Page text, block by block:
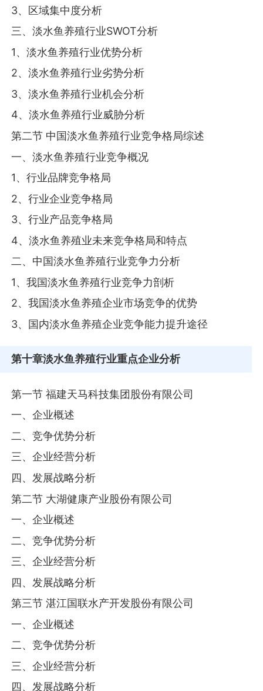
3、区域集中度分析
三、淡水鱼养殖行业SWOT分析
1、淡水鱼养殖行业优势分析
2、淡水鱼养殖行业劣势分析
3、淡水鱼养殖行业机会分析
4、淡水鱼养殖行业威胁分析
第二节 中国淡水鱼养殖行业竞争格局综述
一、淡水鱼养殖行业竞争概况
1、行业品牌竞争格局
2、行业企业竞争格局
3、行业产品竞争格局
4、淡水鱼养殖业未来竞争格局和特点
二、中国淡水鱼养殖行业竞争力分析
1、我国淡水鱼养殖行业竞争力剖析
2、我国淡水鱼养殖企业市场竞争的优势
3、国内淡水鱼养殖企业竞争能力提升途径
第十章淡水鱼养殖行业重点企业分析
第一节 福建天马科技集团股份有限公司
一、企业概述
二、竞争优势分析
三、企业经营分析
四、发展战略分析
第二节 大湖健康产业股份有限公司
一、企业概述
二、竞争优势分析
三、企业经营分析
四、发展战略分析
第三节 湛江国联水产开发股份有限公司
一、企业概述
二、竞争优势分析
三、企业经营分析
四、发展战略分析